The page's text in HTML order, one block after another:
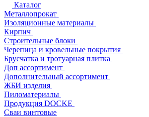
Каталог
Металлопрокат
Изоляционные материалы
Кирпич
Строительные блоки
Черепица и кровельные покрытия
Брусчатка и тротуарная плитка
Доп ассортимент
Дополнительный ассортимент
ЖБИ изделия
Пиломатериалы
Продукция DOCKE
Сваи винтовые